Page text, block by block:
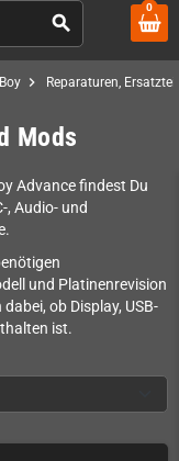
search
0
chevron_right Reparaturen,
Mods
Advance findest Du
, Audio- und
und Platinenrevision
ob Display, USB-
ist.